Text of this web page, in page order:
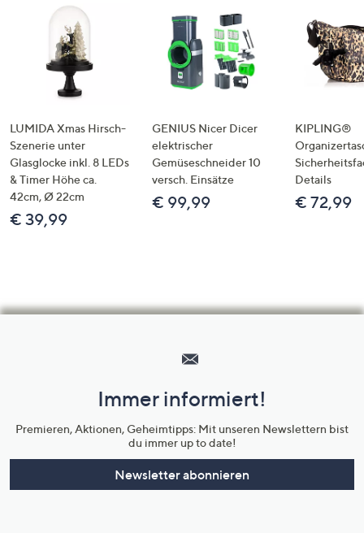
LUMIDA Xmas Hirsch-
Szenerie unter
Glasglocke inkl. 8 LEDs
& Timer Höhe ca.
42cm, Ø 22cm
€ 39,99
GENIUS Nicer Dicer
elektrischer
Gemüseschneider 10
versch. Einsätze
€ 99,99
KIPLING®
Details
€ 72,99
Unternehmensinformationen
Immer informiert!
Premieren, Aktionen, Geheimtipps: Mit unseren Newslettern bist
du immer up to date!
Newsletter abonnieren